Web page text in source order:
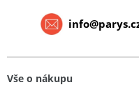
Vše o nákupu